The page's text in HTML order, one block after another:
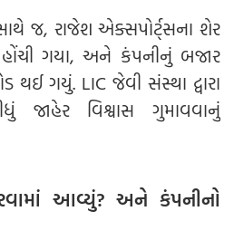
જ, રાજેશ એક્સપોર્ટ્સના શેર
ગયા, અને કંપનીનું બજાર
થઈ ગયું. LIC જેવી સંસ્થા દ્વારા
જાહેર વિશ્વાસ ગુમાવવાનું
આવ્યું? અને કંપનીનો